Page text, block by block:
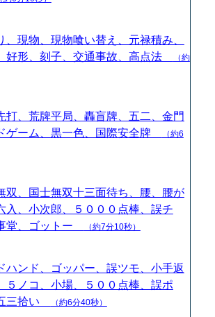
、現物、現物喰い替え、元禄積み、
好形、刻子、交通事故、高点法
（約
打、荒牌平局、轟盲牌、五二、金門
ゲーム、黒一色、国際安全牌
（約6
双、国士無双十三面待ち、腰、腰が
入、小次郎、５０００点棒、誤チ
堂、ゴットー
（約7分10秒）
ハンド、ゴッパー、誤ツモ、小手返
５ノコ、小場、５００点棒、誤ポ
三拾い
（約6分40秒）